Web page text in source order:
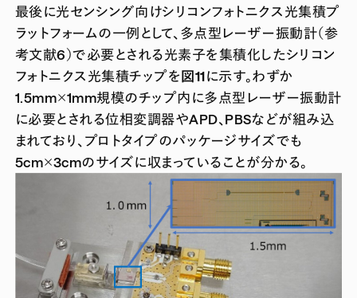
最後に光センシング向けシリコンフォトニクス光集積プ
ラットフォームの一例として、多点型レーザー振動計（参
考文献6）で必要とされる光素子を集積化したシリコン
フォトニクス光集積チップを図11に示す。わずか
1.5mm×1mm規模のチップ内に多点型レーザー振動計
に必要とされる位相変調器やAPD、PBSなどが組み込
まれており、プロトタイプのパッケージサイズでも
5cm×3cmのサイズに収まっていることが分かる。